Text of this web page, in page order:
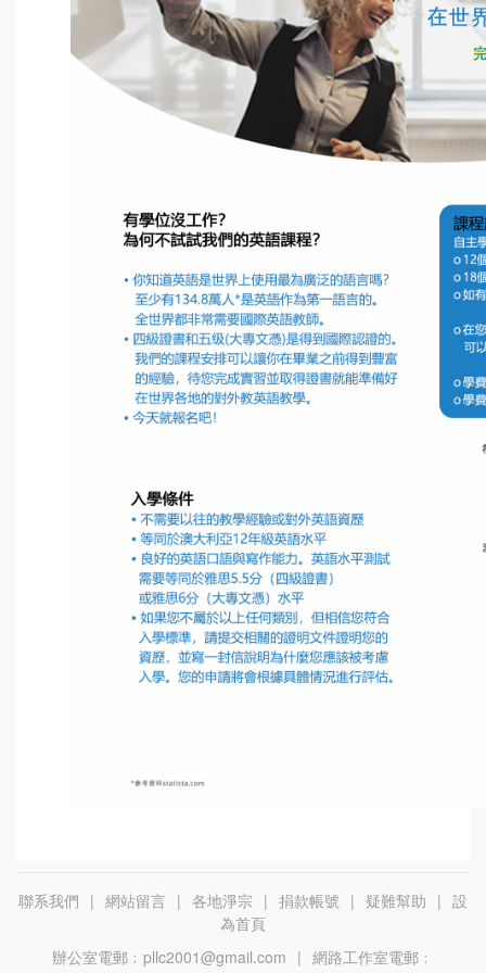
聯系我們 | 網站留言 | 各地淨宗 | 捐款帳號 | 疑難幫助 | 設
為首頁
辦公室電郵﹕pllc2001@gmail.com | 網路工作室電郵﹕